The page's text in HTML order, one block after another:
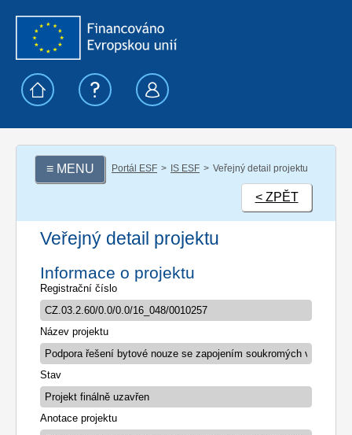
≡ MENU Portál ESF IS ESF Veřejný detail projektu
< ZPĚT
Veřejný detail projektu
Informace o projektu
Registrační číslo
Název projektu
Stav
Anotace projektu